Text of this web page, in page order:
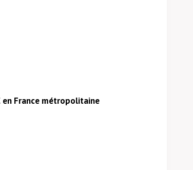
France métropolitaine